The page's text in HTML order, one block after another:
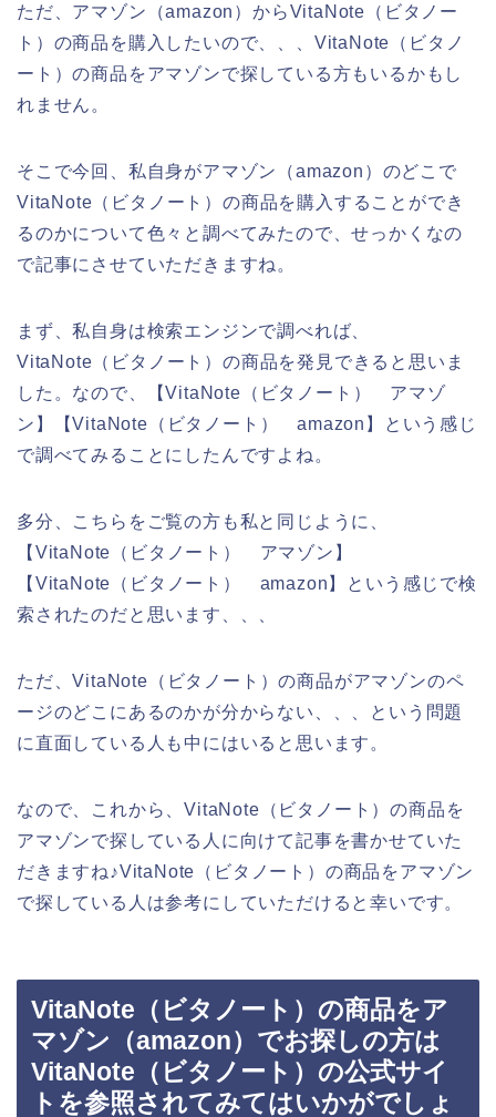
ただ、アマゾン（amazon）からVitaNote（ビタノー
ト）の商品を購入したいので、、、VitaNote（ビタノ
ート）の商品をアマゾンで探している方もいるかもし
れません。
そこで今回、私自身がアマゾン（amazon）のどこで
VitaNote（ビタノート）の商品を購入することができ
るのかについて色々と調べてみたので、せっかくなの
で記事にさせていただきますね。
まず、私自身は検索エンジンで調べれば、
VitaNote（ビタノート）の商品を発見できると思いま
した。なので、【VitaNote（ビタノート） アマゾ
ン】【VitaNote（ビタノート） amazon】という感じ
で調べてみることにしたんですよね。
多分、こちらをご覧の方も私と同じように、
【VitaNote（ビタノート） アマゾン】
【VitaNote（ビタノート） amazon】という感じで検
索されたのだと思います、、、
ただ、VitaNote（ビタノート）の商品がアマゾンのペ
ージのどこにあるのかが分からない、、、という問題
に直面している人も中にはいると思います。
なので、これから、VitaNote（ビタノート）の商品を
アマゾンで探している人に向けて記事を書かせていた
だきますね♪VitaNote（ビタノート）の商品をアマゾン
で探している人は参考にしていただけると幸いです。
VitaNote（ビタノート）の商品をア
マゾン（amazon）でお探しの方は
VitaNote（ビタノート）の公式サイ
トを参照されてみてはいかがでしょ